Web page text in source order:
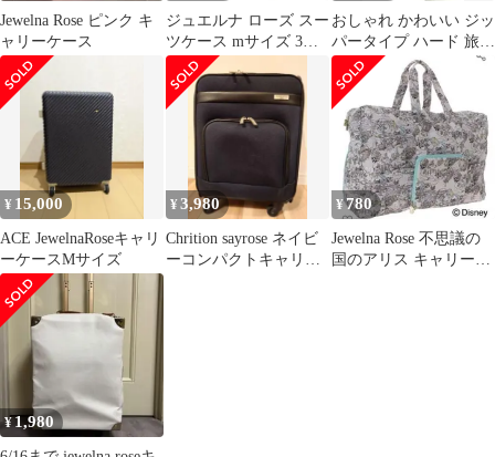
Jewelna Rose ピンク キ
ャリーケース
ジュエルナ ローズ スー
ツケース mサイズ 3泊4
日 4泊5日 55L 3.6kg キ
ャリーケー
おしゃれ かわいい ジッ
パータイプ ハード 旅行
サイズ l ビジネス m メ
ンズ s キャリーバッグ
レディース キャリーケ
ース スーツケース
ty2210 fancywonderland
¥ 15,000
ACE JewelnaRoseキャリ
ーケースMサイズ
¥3,980
Chrition sayrose ネイビ
ーコンパクトキャリー
¥780
Jewelna Rose 不思議の
国のアリス キャリーオ
¥1,980